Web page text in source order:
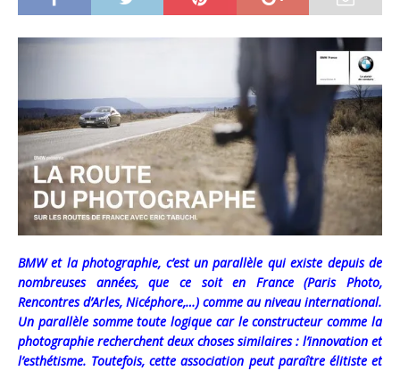
BMW et la photographie, c’est un parallèle qui existe depuis de
nombreuses années, que ce soit en France (Paris Photo,
Rencontres d’Arles, Nicéphore,…) comme au niveau international.
Un parallèle somme toute logique car le constructeur comme la
photographie recherchent deux choses similaires : l’innovation et
l’esthétisme. Toutefois, cette association peut paraître élitiste et